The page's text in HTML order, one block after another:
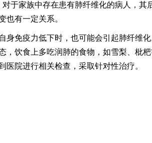
对于家族中存在患有肺纤维化的病人，其
也有一定关系。
身免疫力低下时，也可能会引起肺纤维
，饮食上多吃润肺的食物，如雪梨、枇
医院进行相关检查，采取针对性治疗。